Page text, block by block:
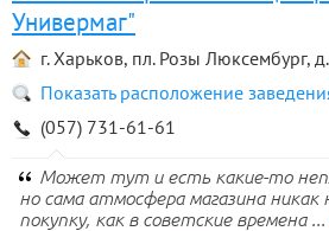
Универмаг"
г. Харьков, пл. Розы Люксембург,
Показать расположение
(057) 731-61-61
Может тут и есть какие-то
но сама атмосфера магазина
покупку, как в советские времена ...